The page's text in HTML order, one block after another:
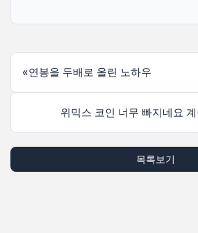
«연봉을 두배로 올린 노하우
위믹스 코인 너무 빠지네요
목록보기